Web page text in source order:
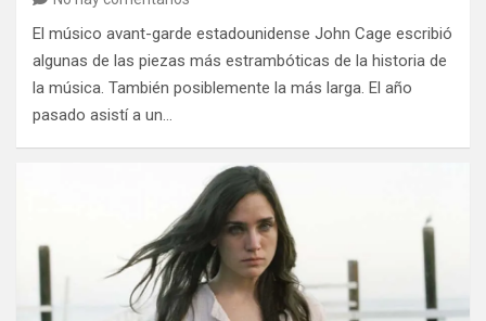
El músico avant-garde estadounidense John Cage escribió
algunas de las piezas más estrambóticas de la historia de
la música. También posiblemente la más larga. El año
pasado asistí a un…